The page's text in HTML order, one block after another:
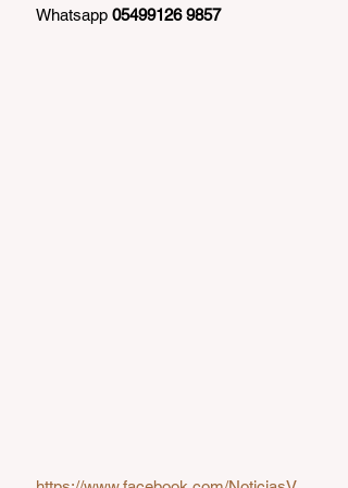
Whatsapp 05499126 9857